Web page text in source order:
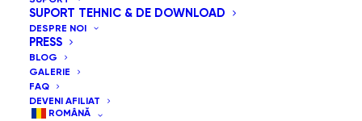
SUPORT TEHNIC & DE DOWNLOAD
DESPRE NOI
PRESS
BLOG
GALERIE
FAQ
DEVENI AFILIAT
ROMÂNĂ